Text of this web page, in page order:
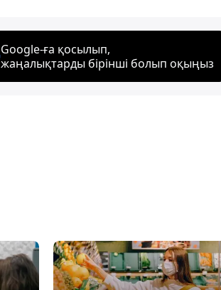
Google-ға қосылып,
жаңалықтарды бірінші болып оқыңыз